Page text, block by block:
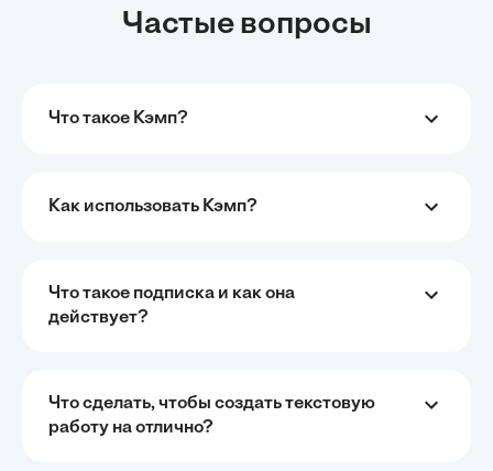
Частые вопросы
Что такое Кэмп?
Как использовать Кэмп?
Что такое подписка и как она
действует?
Что сделать, чтобы создать текстовую
работу на отлично?